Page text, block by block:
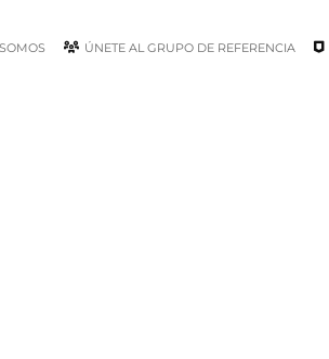
ÚNETE AL GRUPO DE REFERENCIA